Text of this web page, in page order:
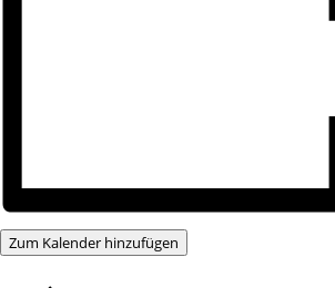
Zum Kalender hinzufügen